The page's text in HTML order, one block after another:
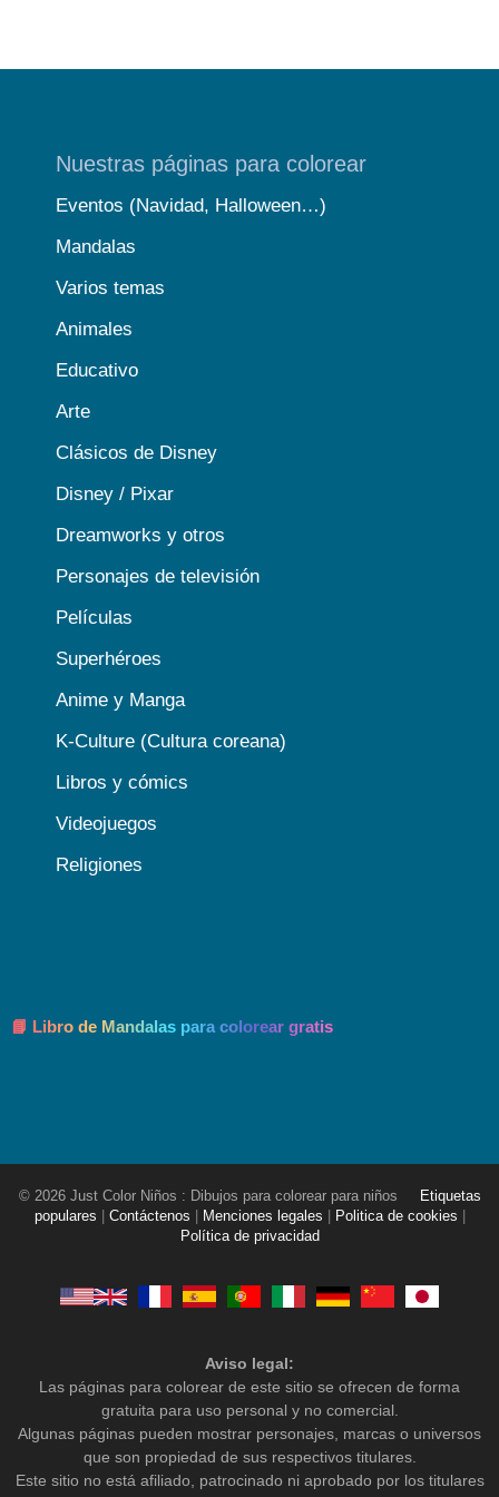
Nuestras páginas para colorear
Eventos (Navidad, Halloween…)
Mandalas
Varios temas
Animales
Educativo
Arte
Clásicos de Disney
Disney / Pixar
Dreamworks y otros
Personajes de televisión
Películas
Superhéroes
Anime y Manga
K-Culture (Cultura coreana)
Libros y cómics
Videojuegos
Religiones
📘 Libro de Mandalas para colorear gratis
© 2026 Just Color Niños : Dibujos para colorear para niños
Etiquetas
populares
Contáctenos Menciones legales Politica de cookies
Política de privacidad
Aviso legal:
Las páginas para colorear de este sitio se ofrecen de forma
gratuita para uso personal y no comercial.
Algunas páginas pueden mostrar personajes, marcas o universos
que son propiedad de sus respectivos titulares.
Este sitio no está afiliado, patrocinado ni aprobado por los titulares